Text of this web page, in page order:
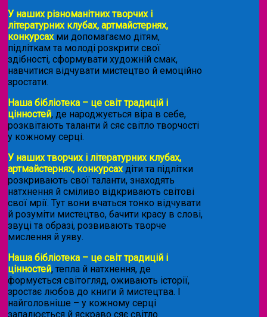
У наших різноманітних творчих і
літературних клубах, артмайстернях,
конкурсахми допомагаємо дітям,
підліткам та молоді розкрити свої
здібності, сформувати художній смак,
навчитися відчувати мистецтво й емоційно
зростати.
Наша бібліотека – це світ традицій і
цінностей, де народжується віра в себе,
розквітають таланти й сяє світло творчості
у кожному серці.
У наших творчих і літературних клубах,
артмайстернях, конкурсахдіти та підлітки
розкривають свої таланти, знаходять
натхнення й сміливо відкривають світові
свої мрії. Тут вони вчаться тонко відчувати
й розуміти мистецтво, бачити красу в слові,
звуці та образі, розвивають творче
мислення й уяву.
Наша бібліотека – це світ традицій і
цінностей, тепла й натхнення, де
формується світогляд, оживають історії,
зростає любов до книги й мистецтва. І
найголовніше – у кожному серці
запалюється й яскраво сяє світло